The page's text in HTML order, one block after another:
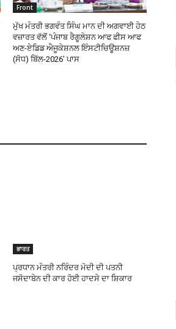
Front
ਮੁੱਖ ਮੰਤਰੀ ਭਗਵੰਤ ਸਿੰਘ ਮਾਨ ਦੀ ਅਗਵਾਈ ਹੇਠ
ਵਜ਼ਾਰਤ ਵੱਲੋਂ ‘ਪੰਜਾਬ ਰੈਗੂਲੇਸ਼ਨ ਆਫ ਫੀਸ ਆਫ
ਅਣ-ਏਡਿਡ ਐਜੂਕੇਸ਼ਨਲ ਇੰਸਟੀਚਿਊਸ਼ਨਜ਼
(ਸੋਧ) ਬਿੱਲ-2026’ ਪਾਸ
ਭਾਰਤ
ਪ੍ਰਧਾਨ ਮੰਤਰੀ ਨਰਿੰਦਰ ਮੋਦੀ ਦੀ ਪਤਨੀ
ਜਸੋਦਾਬੇਨ ਦੀ ਕਾਰ ਹੋਈ ਹਾਦਸੇ ਦਾ ਸ਼ਿਕਾਰ